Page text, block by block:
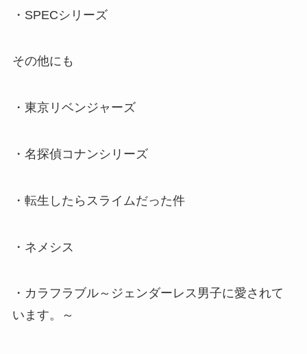
・SPECシリーズ
その他にも
・東京リベンジャーズ
・名探偵コナンシリーズ
・転生したらスライムだった件
・ネメシス
・カラフラブル～ジェンダーレス男子に愛されて
います。～